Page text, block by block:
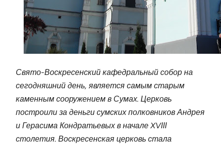
Свято-Воскресенский кафедральный собор на
сегодняшний день, является самым старым
каменным сооружением в Сумах. Церковь
построили за деньги сумских полковников Андрея
и Герасима Кондратьевых в начале XVІІІ
столетия. Воскресенская церковь стала